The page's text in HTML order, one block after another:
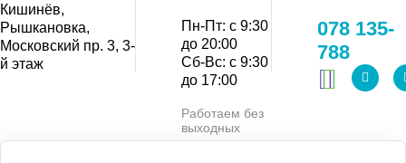
Кишинёв,
Рышкановка,
Московский пр. 3, 3-
й этаж
Пн-Пт: с 9:30
до 20:00
Сб-Вс: с 9:30
до 17:00
Работаем без
выходных
078 135-
788